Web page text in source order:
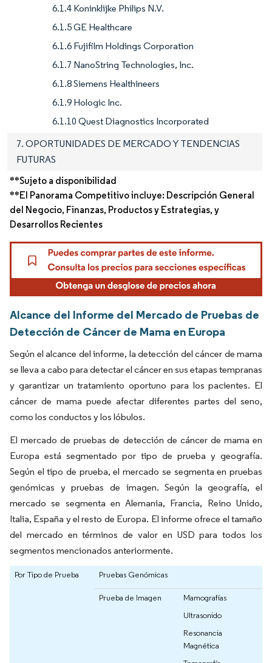
6.1.4 Koninklijke Philips N.V.
6.1.5 GE Healthcare
6.1.6 Fujifilm Holdings Corporation
6.1.7 NanoString Technologies, Inc.
6.1.8 Siemens Healthineers
6.1.9 Hologic Inc.
6.1.10 Quest Diagnostics Incorporated
7. OPORTUNIDADES DE MERCADO Y TENDENCIAS
FUTURAS
**Sujeto a disponibilidad
**El Panorama Competitivo incluye: Descripción General
del Negocio, Finanzas, Productos y Estrategias, y
Desarrollos Recientes
Alcance del Informe del Mercado de Pruebas de
Detección de Cáncer de Mama en Europa
Según el alcance del informe, la detección del cáncer de mama
se lleva a cabo para detectar el cáncer en sus etapas tempranas
y garantizar un tratamiento oportuno para los pacientes. El
cáncer de mama puede afectar diferentes partes del seno,
como los conductos y los lóbulos.
El mercado de pruebas de detección de cáncer de mama en
Europa está segmentado por tipo de prueba y geografía.
Según el tipo de prueba, el mercado se segmenta en pruebas
genómicas y pruebas de imagen. Según la geografía, el
mercado se segmenta en Alemania, Francia, Reino Unido,
Italia, España y el resto de Europa. El informe ofrece el tamaño
del mercado en términos de valor en USD para todos los
segmentos mencionados anteriormente.
Por Tipo de Prueba Pruebas Genómicas
Prueba de Imagen
Mamografías
Ultrasonido
Resonancia
Magnética